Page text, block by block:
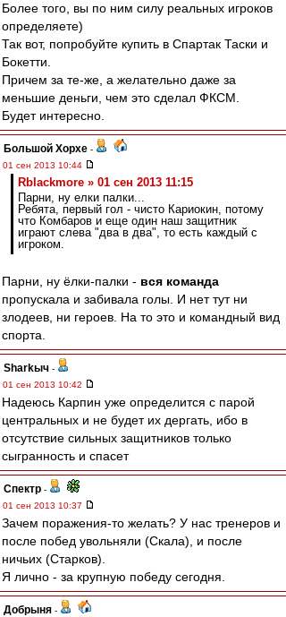
Более того, вы по ним силу реальных игроков
определяете)
Так вот, попробуйте купить в Спартак Таски и
Бокетти.
Причем за те-же, а желательно даже за
меньшие деньги, чем это сделал ФКСМ.
Будет интересно.
Большой Хорхе -
01 сен 2013 10:44
Rblackmore » 01 сен 2013 11:15
Парни, ну елки палки...
Ребята, первый гол - чисто Кариокин, потому
что Комбаров и еще один наш защитник
играют слева "два в два", то есть каждый с
игроком.
Парни, ну ёлки-палки - вся команда
пропускала и забивала голы. И нет тут ни
злодеев, ни героев. На то это и командный вид
спорта.
Sharkыч -
01 сен 2013 10:42
Надеюсь Карпин уже определится с парой
центральных и не будет их дергать, ибо в
отсутствие сильных защитников только
сыгранность и спасет
Спектр -
01 сен 2013 10:37
Зачем поражения-то желать? У нас тренеров и
после побед увольняли (Скала), и после
ничьих (Старков).
Я лично - за крупную победу сегодня.
Добрыня -